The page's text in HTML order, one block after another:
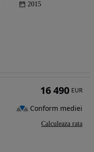
2015
16 490 EUR
Conform mediei
Calculeaza rata